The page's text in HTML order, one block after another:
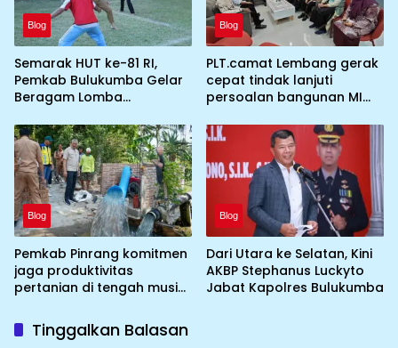
Blog
Semarak HUT ke-81 RI,
Pemkab Bulukumba Gelar
Beragam Lomba
Olahraga
Blog
PLT.camat Lembang gerak
cepat tindak lanjuti
persoalan bangunan MI
Blog
Pemkab Pinrang komitmen
jaga produktivitas
pertanian di tengah musim
mengoptimalkan program
Irigasi perpompaan
Blog
Dari Utara ke Selatan, Kini
AKBP Stephanus Luckyto
Jabat Kapolres Bulukumba
Tinggalkan Balasan